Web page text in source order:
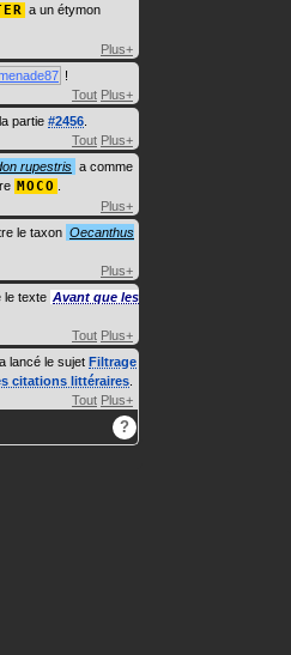
a un étymon
Plus+
!
Tout Plus+
partie #2456
Tout Plus+
rupestris a comme
MOCO
Plus+
le taxon Oecanthus
Plus+
le texte Avant que les
Tout Plus+
a lancé le sujet Filtrage
citations littéraires
Tout Plus+
?